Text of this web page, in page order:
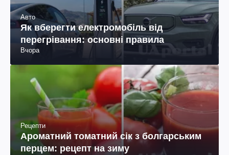
Авто
Як вберегти електромобіль від
перегрівання: основні правила
Вчора
Рецепти
Ароматний томатний сік з болгарським
перцем: рецепт на зиму